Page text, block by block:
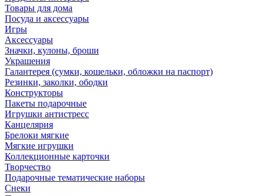
Товары для дома
Посуда и аксессуары
Игры
Аксессуары
Значки, кулоны, броши
Украшения
Галантерея (сумки, кошельки, обложки на паспорт)
Резинки, заколки, ободки
Конструкторы
Пакеты подарочные
Игрушки антистресс
Канцелярия
Брелоки мягкие
Мягкие игрушки
Коллекционные карточки
Творчество
Подарочные тематические наборы
Снеки